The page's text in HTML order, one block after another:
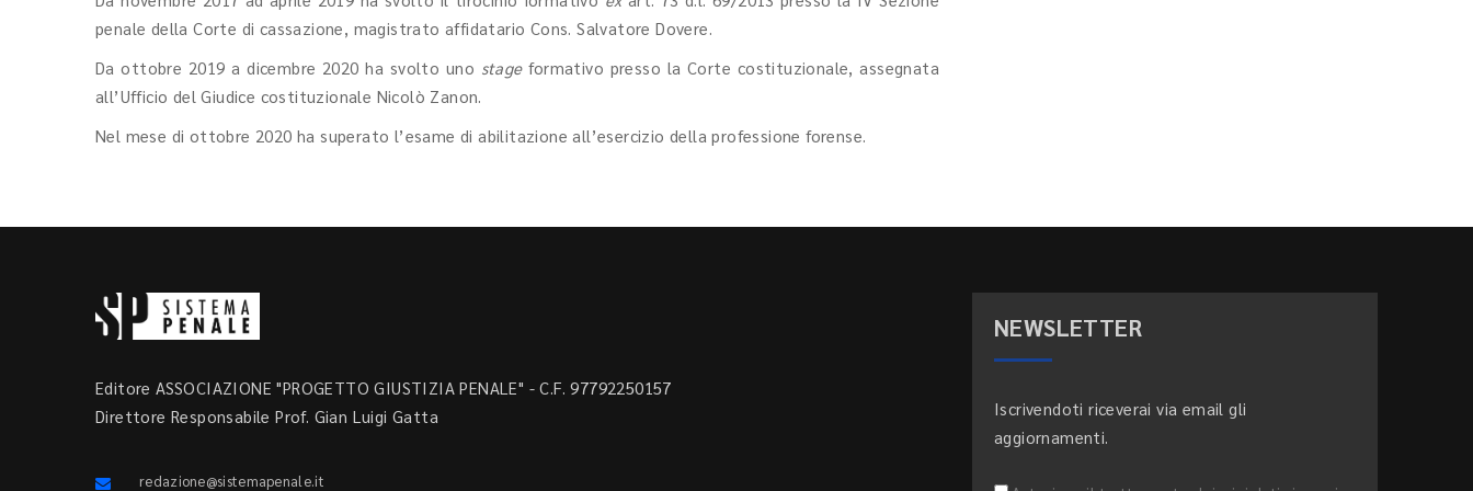
penale della Corte di cassazione, magistrato affidatario Cons. Salvatore Dovere.
Da ottobre 2019 a dicembre 2020 ha svolto uno stageformativo presso la Corte costituzionale, assegnata
all’Ufficio del Giudice costituzionale Nicolò Zanon.
Nel mese di ottobre 2020 ha superato l’esame di abilitazione all’esercizio della professione forense.
Editore ASSOCIAZIONE "PROGETTO GIUSTIZIA PENALE" - C.F. 97792250157
Direttore Responsabile Prof. Gian Luigi Gatta
redazione@sistemapenale.it
NEWSLETTER
Iscrivendoti riceverai via email gli
aggiornamenti.